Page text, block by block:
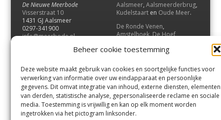
Beheer cookie toestemming
Deze website maakt gebruik van cookies en soortgelijke functies voor
verwerking van informatie over uw eindapparaat en persoonlijke
gegevens. Dit omvat integratie van inhoud, externe diensten, elementen
van derden, statistische analyse, gepersonaliseerde reclame en sociale
media. Toestemming is vrijwillig en kan op elk moment worden
ingetrokken via het pictogram linksonder.
De Nieuwe Meerbode
Visserstraat 10
1431 GJ Aalsmeer
0297-341900
info@meerbode.nl
Aalsmeer, Aalsmeerderbrug,
Kudelstaart en Oude Meer.
De Ronde Venen,
Amstelhoek,De Hoef,
Vrouwenakker,Waverveen
UithoornenDe Kwakel.
Contact
Andere uitgaven
Bezorgklacht